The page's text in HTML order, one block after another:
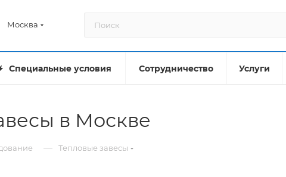
Москва
Специальные условия Сотрудничество Услуги
в Москве
— Тепловые завесы